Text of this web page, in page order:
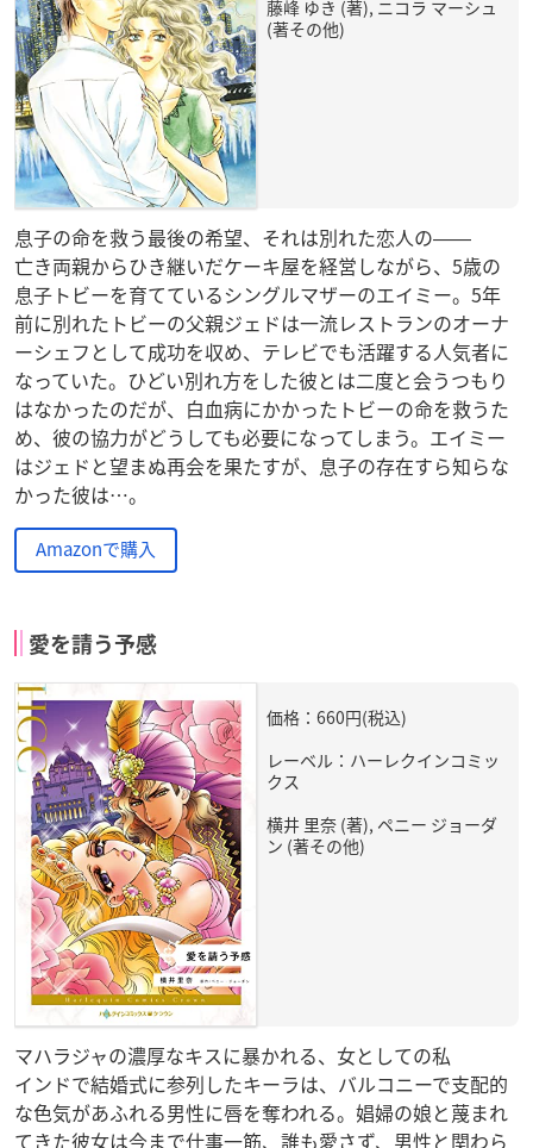
藤峰 ゆき (著), ニコラ マーシュ
(著その他)
息子の命を救う最後の希望、それは別れた恋人の――
亡き両親からひき継いだケーキ屋を経営しながら、5歳の
息子トビーを育てているシングルマザーのエイミー。5年
前に別れたトビーの父親ジェドは一流レストランのオーナ
ーシェフとして成功を収め、テレビでも活躍する人気者に
なっていた。ひどい別れ方をした彼とは二度と会うつもり
はなかったのだが、白血病にかかったトビーの命を救うた
め、彼の協力がどうしても必要になってしまう。エイミー
はジェドと望まぬ再会を果たすが、息子の存在すら知らな
かった彼は…。
Amazonで購入
愛を請う予感
価格：660円(税込)
レーベル：ハーレクインコミッ
クス
横井 里奈 (著), ペニー ジョーダ
ン (著その他)
マハラジャの濃厚なキスに暴かれる、女としての私
インドで結婚式に参列したキーラは、バルコニーで支配的
な色気があふれる男性に唇を奪われる。娼婦の娘と蔑まれ
てきた彼女は今まで仕事一筋、誰も愛さず、男性と関わら